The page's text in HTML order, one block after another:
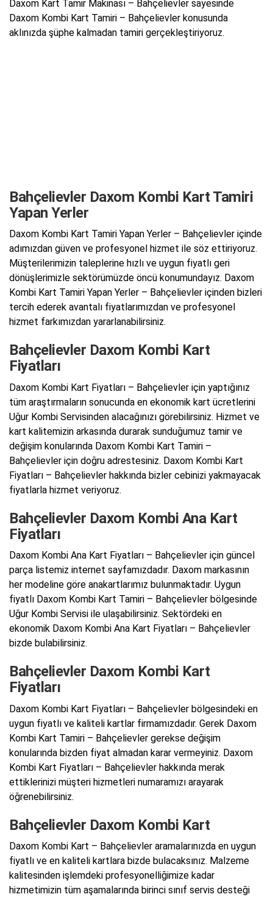
Daxom Kart Tamir Makinası – Bahçelievler sayesinde
Daxom Kombi Kart Tamiri – Bahçelievler konusunda
aklınızda şüphe kalmadan tamiri gerçekleştiriyoruz.
Bahçelievler Daxom Kombi Kart Tamiri
Yapan Yerler
Daxom Kombi Kart Tamiri Yapan Yerler – Bahçelievler içinde
adımızdan güven ve profesyonel hizmet ile söz ettiriyoruz.
Müşterilerimizin taleplerine hızlı ve uygun fiyatlı geri
dönüşlerimizle sektörümüzde öncü konumundayız. Daxom
Kombi Kart Tamiri Yapan Yerler – Bahçelievler içinden bizleri
tercih ederek avantalı fiyatlarımızdan ve profesyonel
hizmet farkımızdan yararlanabilirsiniz.
Bahçelievler Daxom Kombi Kart
Fiyatları
Daxom Kombi Kart Fiyatları – Bahçelievler için yaptığınız
tüm araştırmaların sonucunda en ekonomik kart ücretlerini
Uğur Kombi Servisinden alacağınızı görebilirsiniz. Hizmet ve
kart kalitemizin arkasında durarak sunduğumuz tamir ve
değişim konularında Daxom Kombi Kart Tamiri –
Bahçelievler için doğru adrestesiniz. Daxom Kombi Kart
Fiyatları – Bahçelievler hakkında bizler cebinizi yakmayacak
fiyatlarla hizmet veriyoruz.
Bahçelievler Daxom Kombi Ana Kart
Fiyatları
Daxom Kombi Ana Kart Fiyatları – Bahçelievler için güncel
parça listemiz internet sayfamızdadır. Daxom markasının
her modeline göre anakartlarımız bulunmaktadır. Uygun
fiyatlı Daxom Kombi Kart Tamiri – Bahçelievler bölgesinde
Uğur Kombi Servisi ile ulaşabilirsiniz. Sektördeki en
ekonomik Daxom Kombi Ana Kart Fiyatları – Bahçelievler
bizde bulabilirsiniz.
Bahçelievler Daxom Kombi Kart
Fiyatları
Daxom Kombi Kart Fiyatları – Bahçelievler bölgesindeki en
uygun fiyatlı ve kaliteli kartlar firmamızdadır. Gerek Daxom
Kombi Kart Tamiri – Bahçelievler gerekse değişim
konularında bizden fiyat almadan karar vermeyiniz. Daxom
Kombi Kart Fiyatları – Bahçelievler hakkında merak
ettiklerinizi müşteri hizmetleri numaramızı arayarak
öğrenebilirsiniz.
Bahçelievler Daxom Kombi Kart
Daxom Kombi Kart – Bahçelievler aramalarınızda en uygun
fiyatlı ve en kaliteli kartlara bizde bulacaksınız. Malzeme
kalitesinden işlemdeki profesyonelliğimize kadar
hizmetimizin tüm aşamalarında birinci sınıf servis desteği